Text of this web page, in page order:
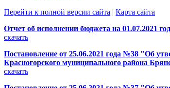
Перейти к полной версии сайта | Карта сайта
Отчет об исполнении бюджета на 01.07.2021
скачать
Постановление от 25.06.2021 года №38 "Об
Красногорского муниципального района
скачать